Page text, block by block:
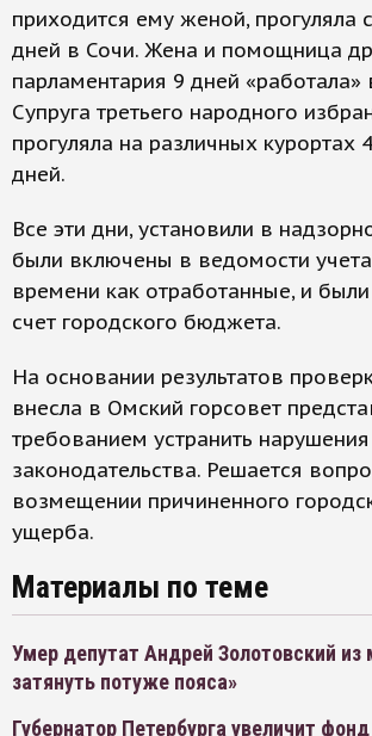
приходится ему женой, прогуляла
дней в Сочи. Жена и помощница
парламентария 9 дней «работала»
Супруга третьего народного
прогуляла на различных курортах
дней.
Все эти дни, установили в
были включены в ведомости
времени как отработанные, и
счет городского бюджета.
На основании результатов
внесла в Омский горсовет
требованием устранить нарушения
законодательства. Решается
возмещении причиненного
ущерба.
Материалы по теме
Умер депутат Андрей Золотовский из
затянуть потуже пояса»
Губернатор Петербурга увеличит